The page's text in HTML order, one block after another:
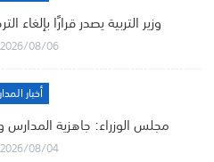
وزير التربية يصدر قرارًا
2026/08/06
أخبار
مجلس الوزراء: جاهزية المدارس
2026/08/04